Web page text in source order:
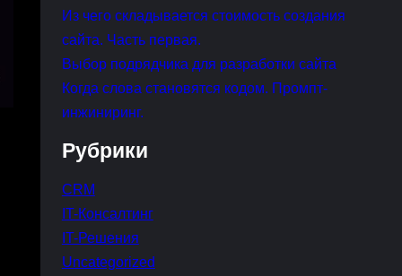
Из чего складывается стоимость создания
сайта. Часть первая.
Выбор подрядчика для разработки сайта
Когда слова становятся кодом. Промпт-
инжиниринг.
Рубрики
CRM
IT-Консалтинг
IT-Решения
Uncategorized